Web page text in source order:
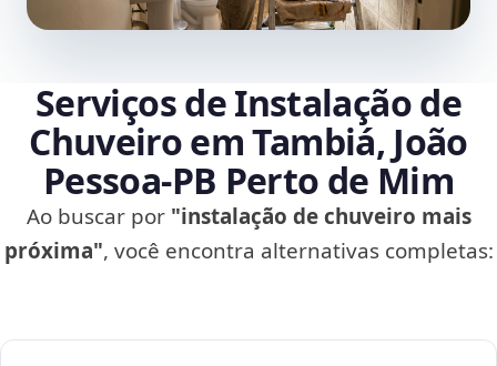
Serviços de Instalação de
Chuveiro em Tambiá, João
Pessoa‑PB Perto de Mim
Ao buscar por "instalação de chuveiro mais
próxima", você encontra alternativas completas: